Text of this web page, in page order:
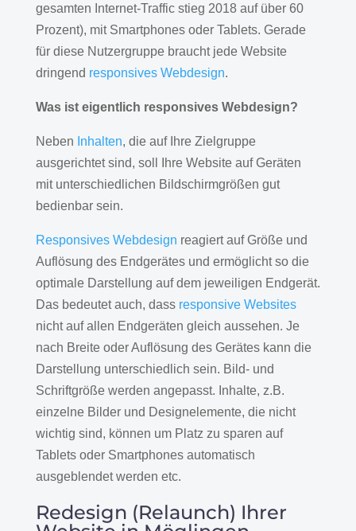
gesamten Internet-Traffic stieg 2018 auf über 60
Prozent), mit Smartphones oder Tablets. Gerade
für diese Nutzergruppe braucht jede Website
dringend responsives Webdesign.
Was ist eigentlich responsives Webdesign?
Neben Inhalten, die auf Ihre Zielgruppe
ausgerichtet sind, soll Ihre Website auf Geräten
mit unterschiedlichen Bildschirmgrößen gut
bedienbar sein.
Responsives Webdesign reagiert auf Größe und
Auflösung des Endgerätes und ermöglicht so die
optimale Darstellung auf dem jeweiligen Endgerät.
Das bedeutet auch, dass responsive Websites
nicht auf allen Endgeräten gleich aussehen. Je
nach Breite oder Auflösung des Gerätes kann die
Darstellung unterschiedlich sein. Bild- und
Schriftgröße werden angepasst. Inhalte, z.B.
einzelne Bilder und Designelemente, die nicht
wichtig sind, können um Platz zu sparen auf
Tablets oder Smartphones automatisch
ausgeblendet werden etc.
Redesign (Relaunch) Ihrer